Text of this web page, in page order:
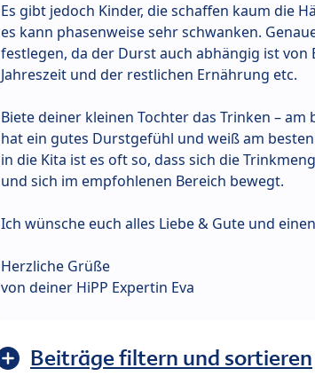
Es gibt jedoch Kinder, die schaffen kaum die
es kann phasenweise sehr schwanken.
festlegen, da der Durst auch abhängig ist
Jahreszeit und der restlichen Ernährung etc.
Biete deiner kleinen Tochter das Trinken – am
hat ein gutes Durstgefühl und weiß am
in die Kita ist es oft so, dass sich die
und sich im empfohlenen Bereich bewegt.
Ich wünsche euch alles Liebe & Gute und
Herzliche Grüße
von deiner HiPP Expertin Eva
Beiträge filtern und sortieren